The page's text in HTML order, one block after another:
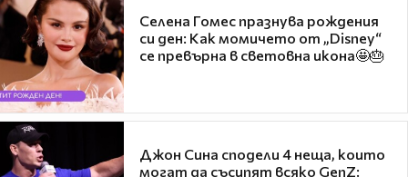
Селена Гомес празнува рождения
си ден: Как момичето от „Disney“
се превърна в световна икона🤩🎂
Джон Сина сподели 4 неща, които
могат да съсипят всяко GenZ: